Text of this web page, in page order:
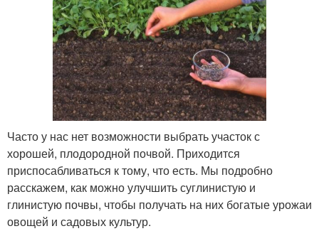
Часто у нас нет возможности выбрать участок с
хорошей, плодородной почвой. Приходится
приспосабливаться к тому, что есть. Мы подробно
расскажем, как можно улучшить суглинистую и
глинистую почвы, чтобы получать на них богатые урожаи
овощей и садовых культур.